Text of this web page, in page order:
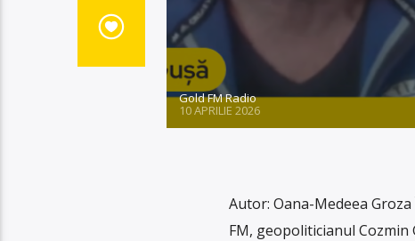
Gold FM Radio
10 APRILIE 2026
Autor: Oana-Medeea Groza
FM, geopoliticianul